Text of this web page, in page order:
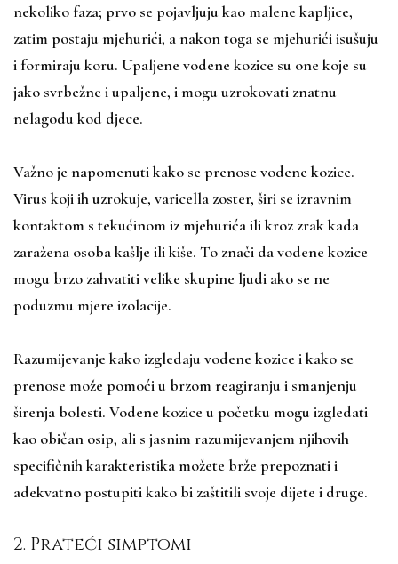
nekoliko faza; prvo se pojavljuju kao malene kapljice,
zatim postaju mjehurići, a nakon toga se mjehurići isušuju
i formiraju koru. Upaljene vodene kozice su one koje su
jako svrbežne i upaljene, i mogu uzrokovati znatnu
nelagodu kod djece.
Važno je napomenuti kako se prenose vodene kozice.
Virus koji ih uzrokuje, varicella zoster, širi se izravnim
kontaktom s tekućinom iz mjehurića ili kroz zrak kada
zaražena osoba kašlje ili kiše. To znači da vodene kozice
mogu brzo zahvatiti velike skupine ljudi ako se ne
poduzmu mjere izolacije.
Razumijevanje kako izgledaju vodene kozice i kako se
prenose može pomoći u brzom reagiranju i smanjenju
širenja bolesti. Vodene kozice u početku mogu izgledati
kao običan osip, ali s jasnim razumijevanjem njihovih
specifičnih karakteristika možete brže prepoznati i
adekvatno postupiti kako bi zaštitili svoje dijete i druge.
2. Prateći simptomi